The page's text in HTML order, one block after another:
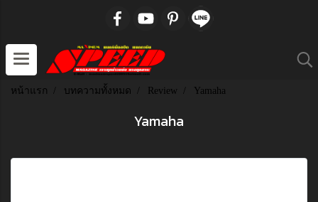
หน้าแรก บทความทั้งหมด Review Yamaha
Yamaha